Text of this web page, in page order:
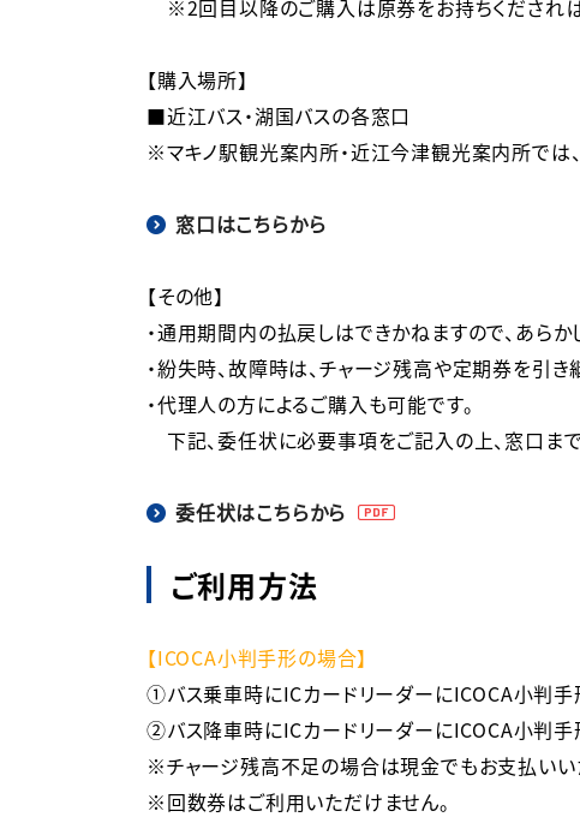
【購入場所】
■近江バス・湖国バスの各窓口
※マキノ駅観光案内所・近江今津観光案内所では
窓口はこちらから
【その他】
・通用期間内の払戻しはできかねますので、あら
・紛失時、故障時は、チャージ残高や定期券を引き
・代理人の方によるご購入も可能です。
下記、委任状に必要事項をご記入の上、窓口まで
委任状はこちらから
ご利用方法
【ICOCA小判手形の場合】
①バス乗車時にICカードリーダーにICOCA小判手
②バス降車時にICカードリーダーにICOCA小判手
※チャージ残高不足の場合は現金でもお支払いい
※回数券はご利用いただけません。